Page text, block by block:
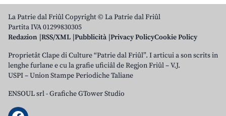
La Patrie dal Friûl Copyright © La Patrie dal Friûl
Partita IVA 01299830305
Redazion RSS/XML Pubblicità Privacy PolicyCookie Policy
Proprietât Clape di Culture “Patrie dal Friûl”. I articui a son scrits in
lenghe furlane e cu la grafie uficiâl de Regjon Friûl – V.J.
USPI – Union Stampe Periodiche Taliane
ENSOUL srl-Grafiche GTower Studio